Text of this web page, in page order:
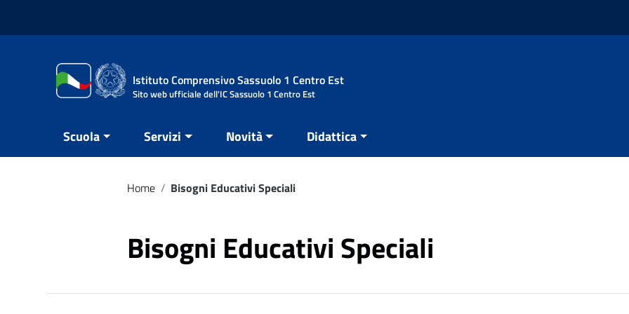
Istituto Comprensivo Sassuolo 1 Centro Est
Sito web ufficiale dell'IC Sassuolo 1 Centro Est
Scuola Servizi Novità Didattica
Home / Bisogni Educativi Speciali
Bisogni Educativi Speciali